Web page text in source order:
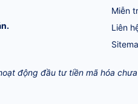
Miễn
Liên
động đầu tư tiền mã hóa